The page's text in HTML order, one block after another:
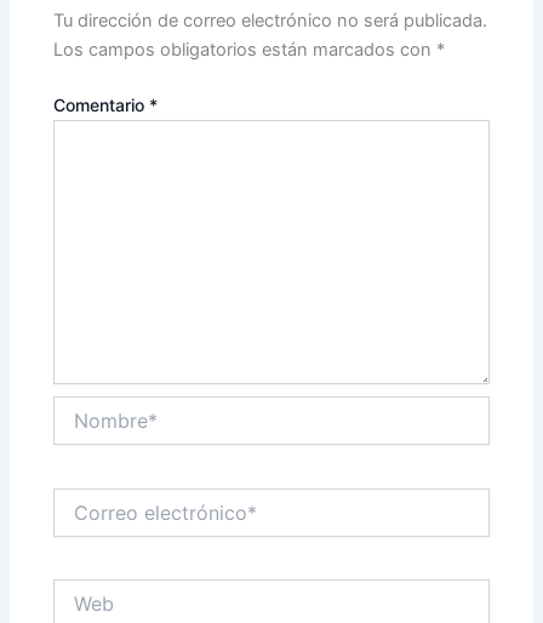
Tu dirección de correo electrónico no será publicada.
Los campos obligatorios están marcados con *
Comentario *
electrónico*